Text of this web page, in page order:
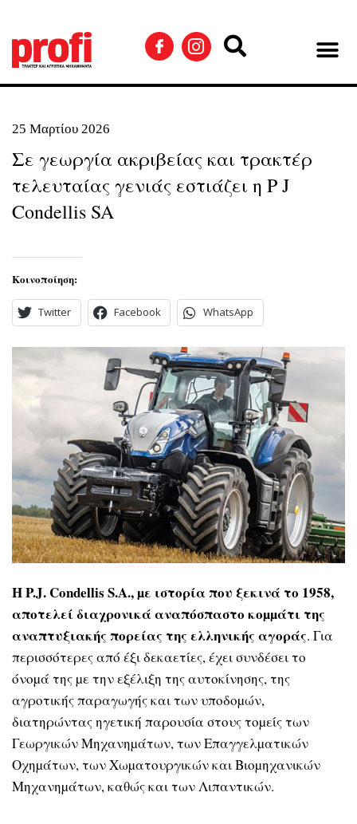
25 Μαρτίου 2026
Σε γεωργία ακριβείας και τρακτέρ
τελευταίας γενιάς εστιάζει η P J
Condellis SA
Κοινοποίηση:
Twitter Facebook WhatsApp
Η P.J. Condellis S.A., µε ιστορία που ξεκινά το 1958,
αποτελεί διαχρονικά αναπόσπαστο κοµµάτι της
αναπτυξιακής πορείας της ελληνικής αγοράς. Για
περισσότερες από έξι δεκαετίες, έχει συνδέσει το
όνοµά της µε την εξέλιξη της αυτοκίνησης, της
αγροτικής παραγωγής και των υποδοµών,
διατηρώντας ηγετική παρουσία στους τοµείς των
Γεωργικών Μηχανηµάτων, των Επαγγελµατικών
Οχηµάτων, των Χωµατουργικών και Βιοµηχανικών
Μηχανηµάτων, καθώς και των Λιπαντικών.